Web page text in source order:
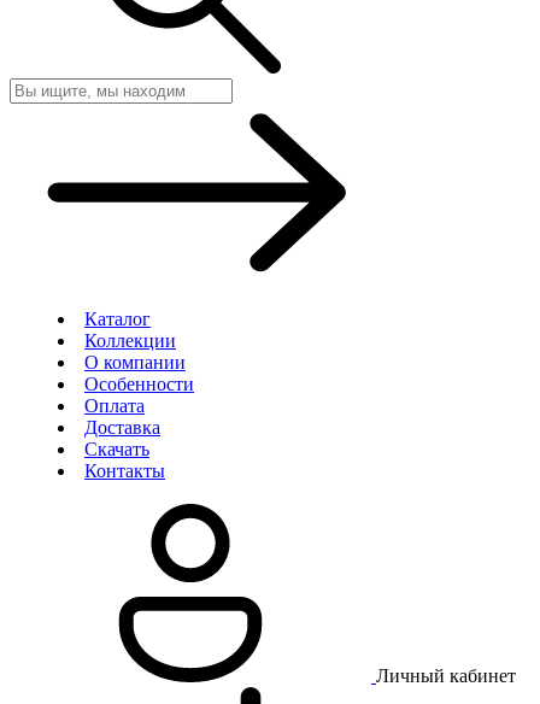
Каталог
Коллекции
О компании
Особенности
Оплата
Доставка
Скачать
Контакты
Личный кабинет